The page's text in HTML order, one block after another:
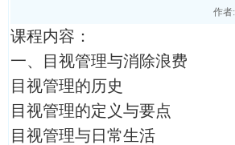
作者
课程内容：
一、目视管理与消除浪费
目视管理的历史
目视管理的定义与要点
目视管理与日常生活